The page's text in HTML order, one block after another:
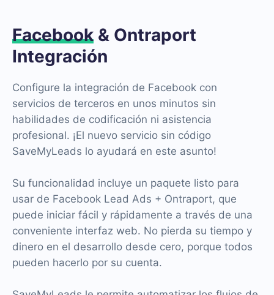
Facebook & Ontraport
Integración
Configure la integración de Facebook con
servicios de terceros en unos minutos sin
habilidades de codificación ni asistencia
profesional. ¡El nuevo servicio sin código
SaveMyLeads lo ayudará en este asunto!
Su funcionalidad incluye un paquete listo para
usar de Facebook Lead Ads + Ontraport, que
puede iniciar fácil y rápidamente a través de una
conveniente interfaz web. No pierda su tiempo y
dinero en el desarrollo desde cero, porque todos
pueden hacerlo por su cuenta.